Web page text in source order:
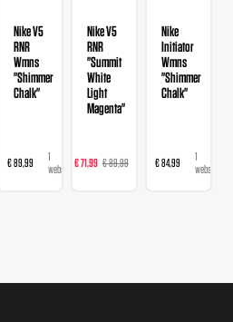
Nike V5
RNR
Wmns
"Shimmer
Chalk"
€ 89,99
1
webshop
Nike V5
RNR
"Summit
White
Light
Magenta"
€ 71,99 € 89,99
webshops
Nike
Initiator
Wmns
"Shimmer
Chalk"
€ 84,99
1
webshop